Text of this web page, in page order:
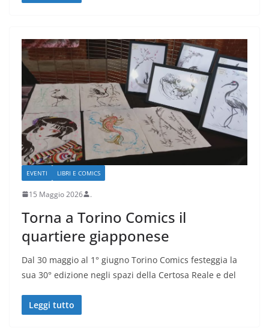
EVENTI LIBRI E COMICS
15 Maggio 2026 .
Torna a Torino Comics il
quartiere giapponese
Dal 30 maggio al 1° giugno Torino Comics festeggia la
sua 30° edizione negli spazi della Certosa Reale e del
Leggi tutto